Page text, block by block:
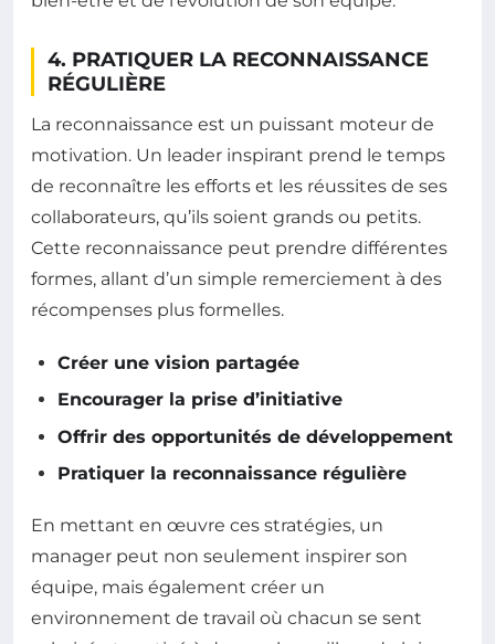
4. PRATIQUER LA RECONNAISSANCE
RÉGULIÈRE
La reconnaissance est un puissant moteur de
motivation. Un leader inspirant prend le temps
de reconnaître les efforts et les réussites de ses
collaborateurs, qu’ils soient grands ou petits.
Cette reconnaissance peut prendre différentes
formes, allant d’un simple remerciement à des
récompenses plus formelles.
Créer une vision partagée
Encourager la prise d’initiative
Offrir des opportunités de développement
Pratiquer la reconnaissance régulière
En mettant en œuvre ces stratégies, un
manager peut non seulement inspirer son
équipe, mais également créer un
environnement de travail où chacun se sent